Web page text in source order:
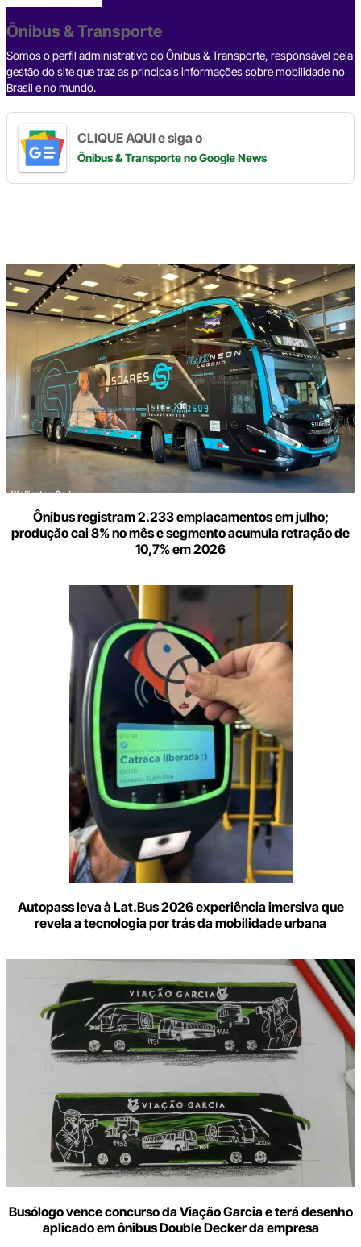
o
o
k
s
Ônibus & Transporte
Somos o perfil administrativo do Ônibus & Transporte, responsável pela
gestão do site que traz as principais informações sobre mobilidade no
Brasil e no mundo.
CLIQUE AQUI e siga o
Ônibus & Transporteno Google News
Ônibus registram 2.233 emplacamentos em julho;
produção cai 8% no mês e segmento acumula retração de
10,7% em 2026
Autopass leva à Lat.Bus 2026 experiência imersiva que
revela a tecnologia por trás da mobilidade urbana
Busólogo vence concurso da Viação Garcia e terá desenho
aplicado em ônibus Double Decker da empresa
Digite
aqui
o
seu